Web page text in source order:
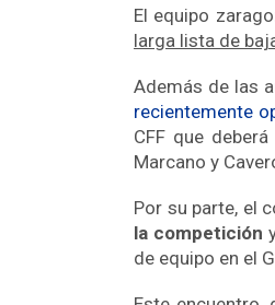
El equipo
larga lista de
Además de las
recientemente
CFF que
Marcano y
Por su parte, el
la competición
de equipo en el